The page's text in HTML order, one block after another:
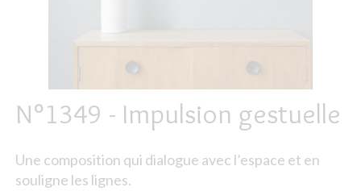
N°1349 - Impulsion gestuelle
Une composition qui dialogue avec l’espace et en
souligne les lignes.